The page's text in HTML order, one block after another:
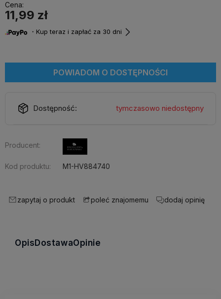
Cena:
11,99 zł
・Kup teraz i zapłać za 30 dni
POWIADOM O DOSTĘPNOŚCI
Dostępność: tymczasowo niedostępny
Producent:
Kod produktu: M1-HV884740
zapytaj o produkt poleć znajomemu dodaj opinię
OpisDostawaOpinie